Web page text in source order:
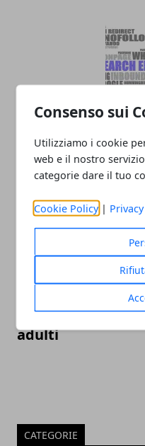
Consenso sui
Utilizziamo i cookie
web e il nostro
categorie dare il tuo
Cookie Policy |
SEO on-site:
la visibilità di un
Il monopattino
adulti
CATEGORIE